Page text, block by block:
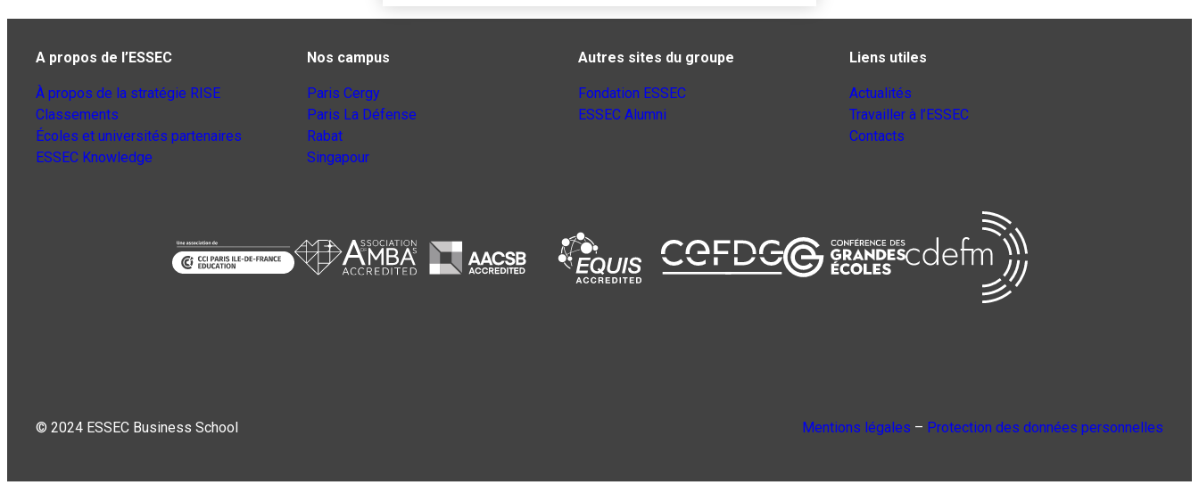
A propos de l’ESSEC
À propos de la stratégie RISE
Classements
Écoles et universités partenaires
ESSEC Knowledge
Nos campus
Paris Cergy
Paris La Défense
Rabat
Singapour
Autres sites du groupe
Fondation ESSEC
ESSEC Alumni
Liens utiles
Actualités
Travailler à l’ESSEC
Contacts
© 2024 ESSEC Business School Mentions légales – Protection des données personnelles